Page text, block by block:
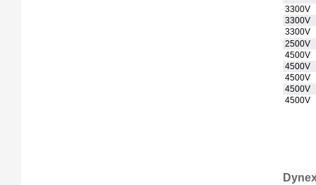
3300V
3300V
3300V
2500V
4500V
4500V
4500V
4500V
4500V